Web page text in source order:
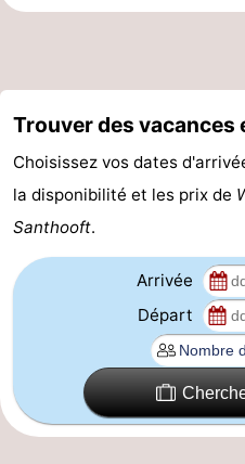
Route
Stationnement
-
Tram
Adresses
Occidentale
-
Trouver des vacances
Choisissez vos dates
la disponibilité et les prix de
Santhooft.
Arrivée
Départ